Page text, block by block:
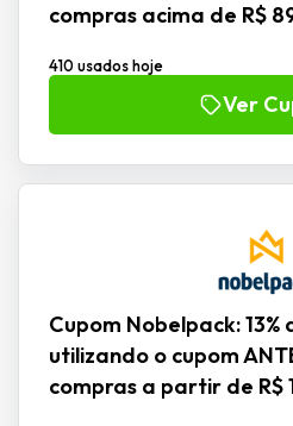
compras acima de R$
410 usados hoje
Ver
Cupom Nobelpack:
utilizando o cupom
compras a partir de R$